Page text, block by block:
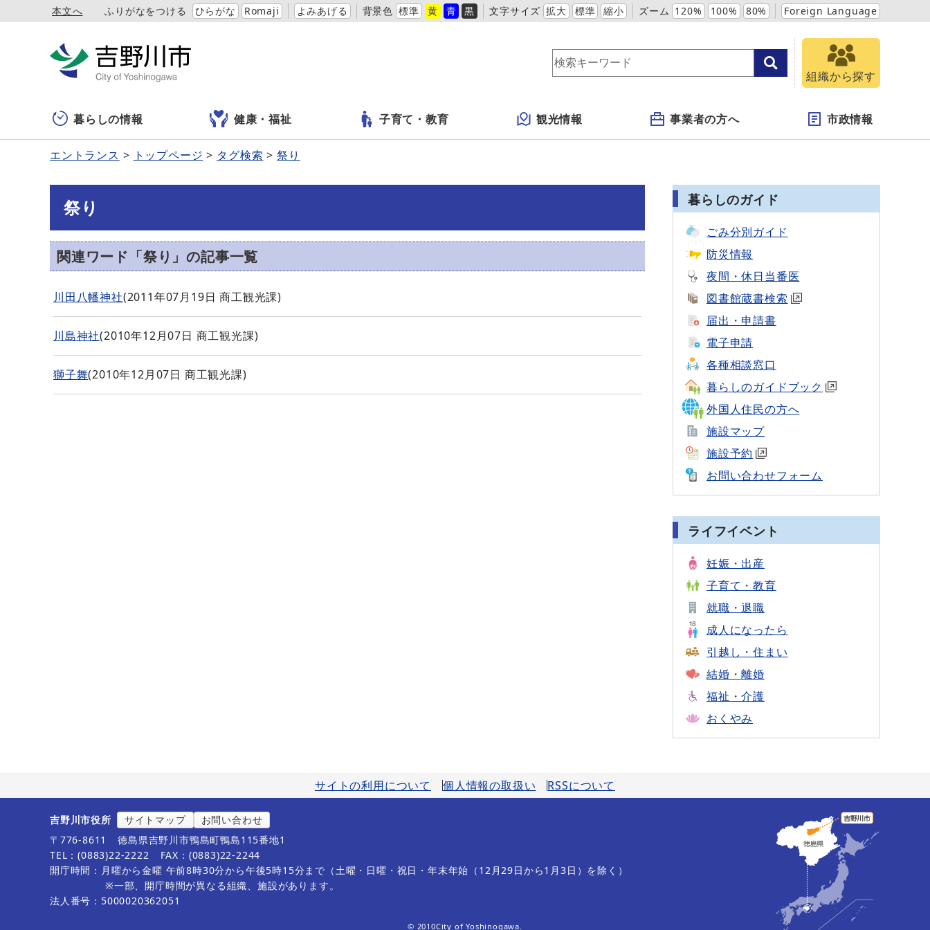
本文へ ふりがなをつける ひらがな Romaji よみあげる 背景色 標準 黄 青 黒 文字サイズ 拡大 標準 縮小 ズーム 120% 100% 80% Foreign Language
組織から探す
暮らしの情報 健康・福祉 子育て・教育 観光情報 事業者の方へ 市政情報
エントランス トップページ タグ検索 祭り
祭り
関連ワード「祭り」の記事一覧
川田八幡神社(2011年07月19日 商工観光課)
川島神社(2010年12月07日 商工観光課)
獅子舞(2010年12月07日 商工観光課)
暮らしのガイド
ごみ分別ガイド
防災情報
夜間・休日当番医
図書館蔵書検索
届出・申請書
電子申請
各種相談窓口
暮らしのガイドブック
外国人住民の方へ
施設マップ
施設予約
お問い合わせフォーム
ライフイベント
妊娠・出産
子育て・教育
就職・退職
成人になったら
引越し・住まい
結婚・離婚
福祉・介護
おくやみ
サイトの利用について 個人情報の取扱い RSSについて
吉野川市役所 サイトマップ
お問い合わせ
〒776-8611
徳島県吉野川市鴨島町鴨島115番地1
TEL：(0883)22-2222
FAX：(0883)22-2244
開庁時間：月曜から金曜 午前8時30分から午後5時15分まで（土曜・日曜・祝日・年末年始（12月29日から1月3日）を除く）
※一部、開庁時間が異なる組織、施設があります。
法人番号：5000020362051
© 2010City of Yoshinogawa.